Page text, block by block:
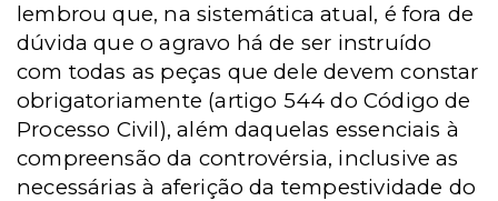
lembrou que, na sistemática atual, é fora de
dúvida que o agravo há de ser instruído
com todas as peças que dele devem constar
obrigatoriamente (artigo 544 do Código de
Processo Civil), além daquelas essenciais à
compreensão da controvérsia, inclusive as
necessárias à aferição da tempestividade do